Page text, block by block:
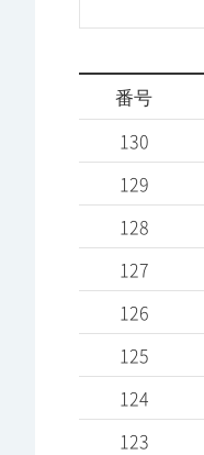
番号
130
129
128
127
126
125
124
123